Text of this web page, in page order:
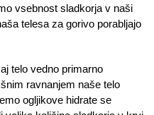
vsebnost sladkorja v naši
telesa za gorivo porabljajo
telo vedno primarno
ravnanjem naše telo
ogljikove hidrate se